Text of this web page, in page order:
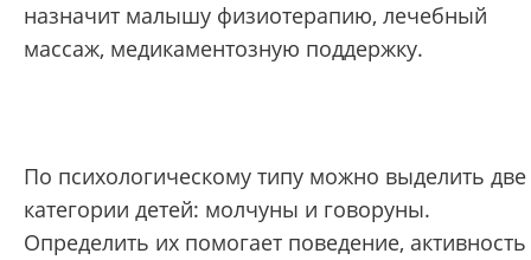
назначит малышу физиотерапию, лечебный
массаж, медикаментозную поддержку.
По психологическому типу можно выделить две
категории детей: молчуны и говоруны.
Определить их помогает поведение,